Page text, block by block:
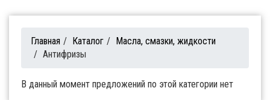
Главная / Каталог / Масла, смазки, жидкости
/ Антифризы
В данный момент предложений по этой категории нет